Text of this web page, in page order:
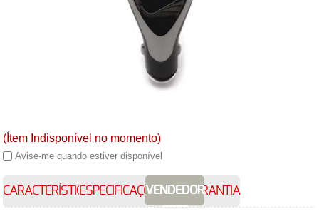
(Ítem Indisponível no momento)
Avise-me quando estiver disponível
CARACTERÍSTICASESPECIFICAÇÕESVENDEDORGARANTIA